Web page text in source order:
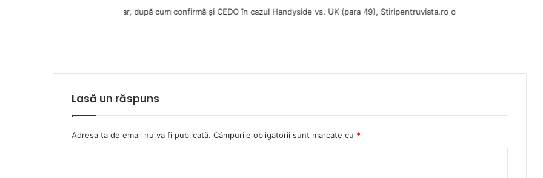
la ură şi violenţă. Dar, după cum confirmă şi CEDO în cazul Handyside vs. UK (para 49), Stiripentruviata.ro consideră că dezbaterea
Lasă un răspuns
Adresa ta de email nu va fi publicată. Câmpurile obligatorii sunt marcate cu *